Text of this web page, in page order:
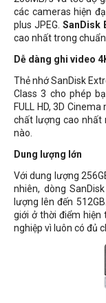
các cameras hiện
plus JPEG. SanDisk
cao nhất trong chuẩn
Dễ dàng ghi video
Thẻ nhớ SanDisk
Class 3 cho phép
FULL HD, 3D
chất lượng cao nhất
nào.
Dung lượng lớn
Với dung lượng
nhiên, dòng
lượng lên đến
giới ở thời điểm hiện
nghiệp vì luôn có đủ